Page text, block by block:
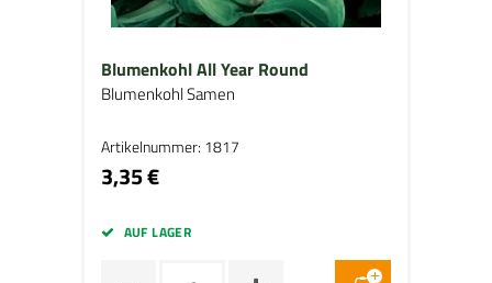
Blumenkohl All Year Round
Blumenkohl Samen
Artikelnummer: 1817
3,35 €
AUF LAGER